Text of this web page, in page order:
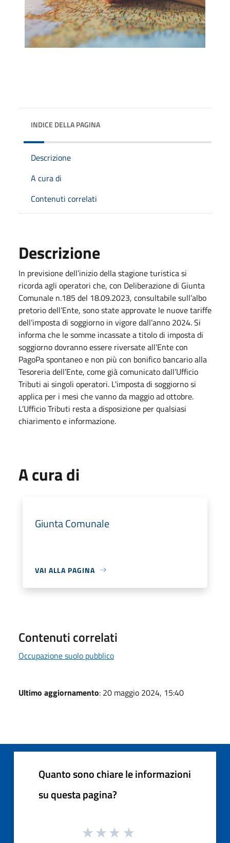
INDICE DELLA PAGINA
Descrizione
A cura di
Contenuti correlati
Descrizione
In previsione dell’inizio della stagione turistica si
ricorda agli operatori che, con Deliberazione di Giunta
Comunale n.185 del 18.09.2023, consultabile sull’albo
pretorio dell’Ente, sono state approvate le nuove tariffe
dell’imposta di soggiorno in vigore dall’anno 2024. Si
informa che le somme incassate a titolo di imposta di
soggiorno dovranno essere riversate all’Ente con
PagoPa spontaneo e non più con bonifico bancario alla
Tesoreria dell’Ente, come già comunicato dall’Ufficio
Tributi ai singoli operatori. L'imposta di soggiorno si
applica per i mesi che vanno da maggio ad ottobre.
L’Ufficio Tributi resta a disposizione per qualsiasi
chiarimento e informazione.
A cura di
Giunta Comunale
VAI ALLA PAGINA
Contenuti correlati
Occupazione suolo pubblico
Ultimo aggiornamento: 20 maggio 2024, 15:40
Quanto sono chiare le informazioni
su questa pagina?